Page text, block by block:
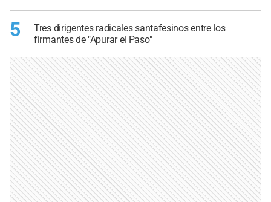
5
Tres dirigentes radicales santafesinos entre los
firmantes de "Apurar el Paso"